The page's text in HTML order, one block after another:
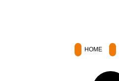
HOME